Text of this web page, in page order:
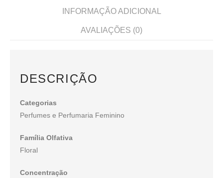
INFORMAÇÃO ADICIONAL
AVALIAÇÕES (0)
DESCRIÇÃO
Categorias
Perfumes e Perfumaria Feminino
Família Olfativa
Floral
Concentração